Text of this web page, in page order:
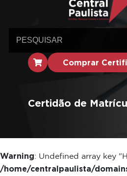
Comprar
Certidão de
Warning: Undefined array key
/home/centralpaulista/